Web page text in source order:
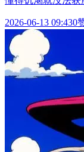
2026-06-13 09:430